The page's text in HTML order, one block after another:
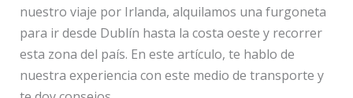
nuestro viaje por Irlanda, alquilamos una furgoneta
para ir desde Dublín hasta la costa oeste y recorrer
esta zona del país. En este artículo, te hablo de
nuestra experiencia con este medio de transporte y